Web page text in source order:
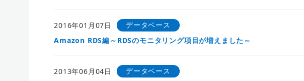
2016年01月07日
データベース
Amazon RDS編～RDSのモニタリング項目が増えました～
2013年06月04日
データベース